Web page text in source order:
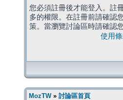
您必須註冊後才能登入。註
多的權限。在註冊前請確認
策。當瀏覽討論區時請確認
使用
MozTW» 討論區首頁